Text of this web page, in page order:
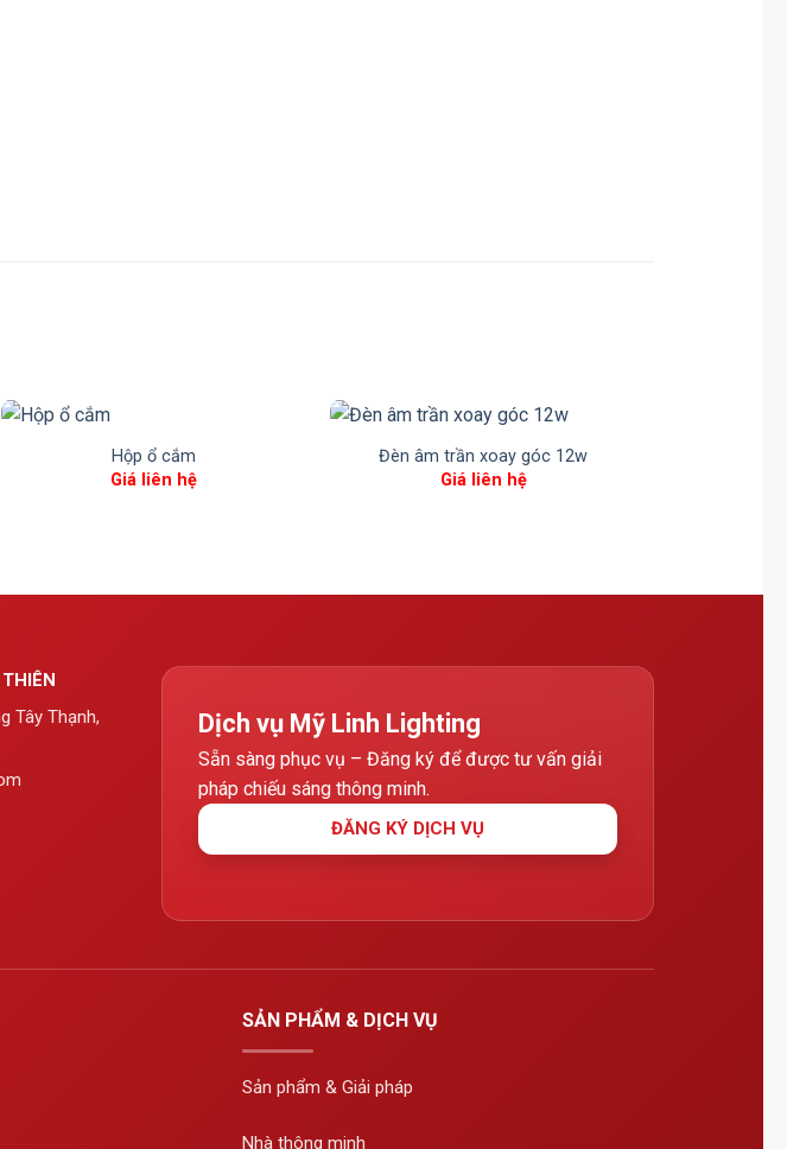
Hộp ổ cắm
Giá liên hệ
Đèn âm trần xoay góc 12w
Giá liên hệ
Tây Thạnh,
Dịch vụ Mỹ Linh Lighting
Sẵn sàng phục vụ – Đăng ký để được tư vấn giải
pháp chiếu sáng thông minh.
ĐĂNG KÝ DỊCH VỤ
SẢN PHẨM & DỊCH VỤ
Sản phẩm & Giải pháp
Nhà thông minh